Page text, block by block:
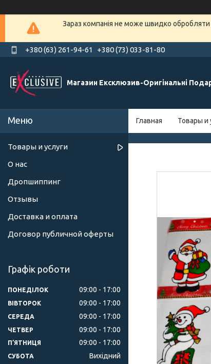
Зараз компанія не може швидко обробляти
+380 (63) 261-94-61 +380 (73) 033-81-80
Магазин Ексклюзив-Оригінальні
Главная Товары и
Товары и услуги
О нас
Дропшиппинг
Отзывы
Доставка и оплата
Договор публичной оферты
Графік роботи
ПОНЕДІЛОК 09:00 17:00
ВІВТОРОК 09:00 17:00
СЕРЕДА 09:00 17:00
ЧЕТВЕР 09:00 17:00
ПʼЯТНИЦЯ 09:00 17:00
СУБОТА Вихідний